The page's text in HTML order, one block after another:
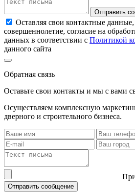
Отправить
Оставляя свои контактные
совершеннолетие, согласие на
данных в соответствии с Политикой
данного сайта
Обратная связь
Оставьте свои контакты и мы с вами
Осуществляем комплексную
дверного и строительного бизнеса.
Отправить сообщение